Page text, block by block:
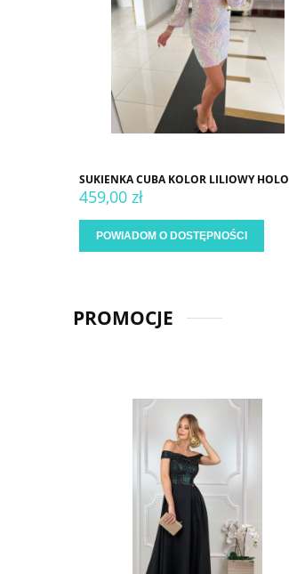
SUKIENKA CUBA KOLOR LILIOWY HOLO
459,00 zł
POWIADOM O DOSTĘPNOŚCI
PROMOCJE